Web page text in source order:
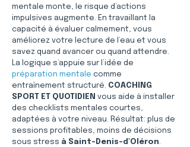
mentale monte, le risque d’actions
impulsives augmente. En travaillant la
capacité à évaluer calmement, vous
améliorez votre lecture de l’eau et vous
savez quand avancer ou quand attendre.
La logique s’appuie sur l’idée de
préparation mentale comme
entraînement structuré. COACHING
SPORT ET QUOTIDIEN vous aide à installer
des checklists mentales courtes,
adaptées à votre niveau. Résultat: plus de
sessions profitables, moins de décisions
sous stress à Saint-Denis-d'Oléron.